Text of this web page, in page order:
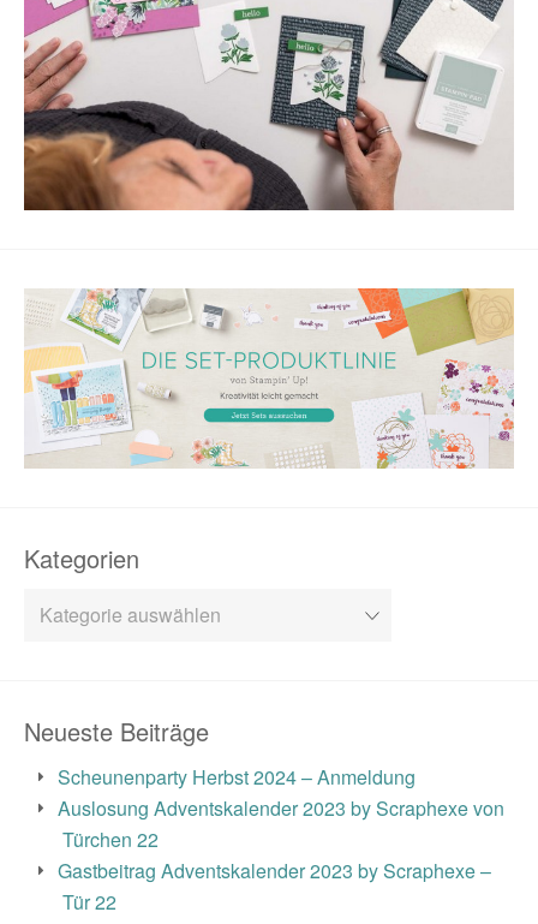
Kategorien
Kategorien
Neueste Beiträge
Scheunenparty Herbst 2024 – Anmeldung
Auslosung Adventskalender 2023 by Scraphexe von
Türchen 22
Gastbeitrag Adventskalender 2023 by Scraphexe –
Tür 22